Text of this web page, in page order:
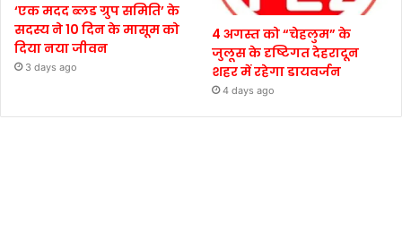
‘एक मदद ब्लड ग्रुप समिति’ के
सदस्य ने 10 दिन के मासूम को
दिया नया जीवन
3 days ago
4 अगस्त को “चेहलुम” के
जुलूस के दृष्टिगत देहरादून
शहर में रहेगा डायवर्जन
4 days ago